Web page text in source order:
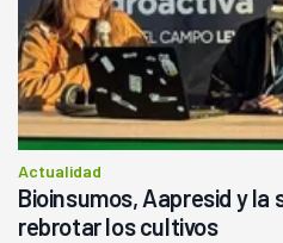
Actualidad
Bioinsumos, Aapresid y
rebrotar los cultivos